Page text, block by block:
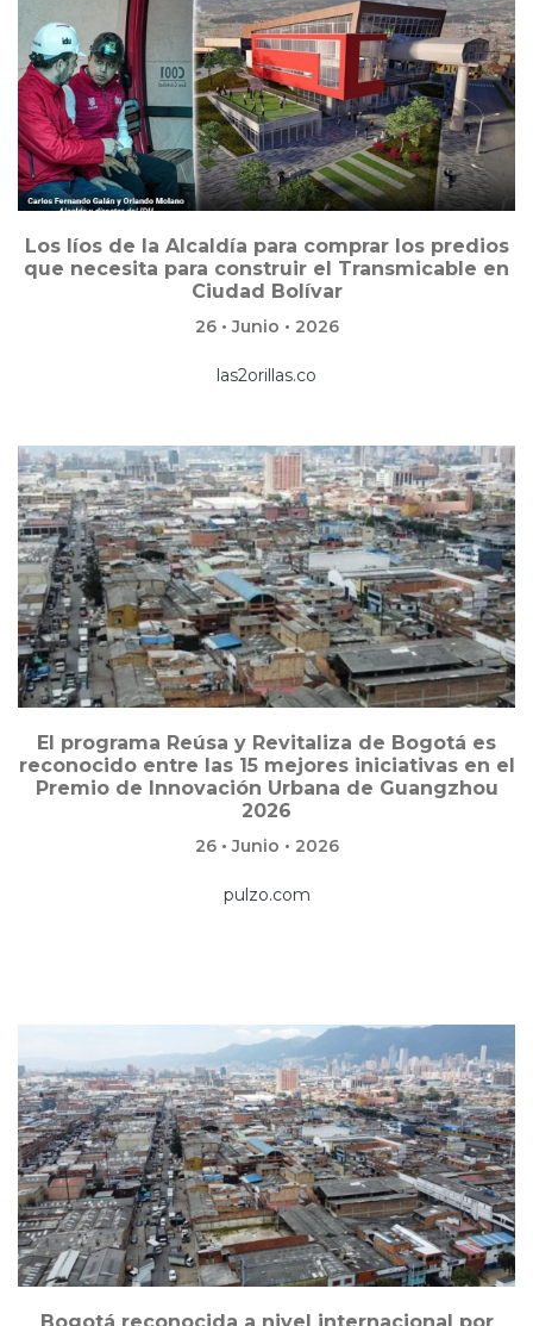
Los líos de la Alcaldía para comprar los predios
que necesita para construir el Transmicable en
Ciudad Bolívar
26 • Junio • 2026
las2orillas.co
El programa Reúsa y Revitaliza de Bogotá es
reconocido entre las 15 mejores iniciativas en el
Premio de Innovación Urbana de Guangzhou
2026
26 • Junio • 2026
pulzo.com